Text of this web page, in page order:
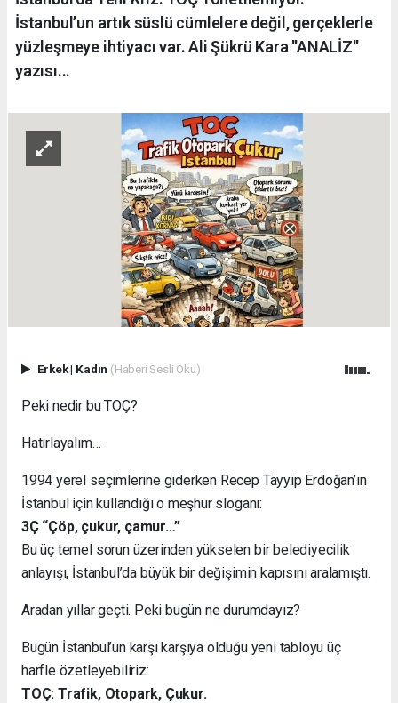
İstanbul’un artık süslü cümlelere değil, gerçeklerle
yüzleşmeye ihtiyacı var. Ali Şükrü Kara ''ANALİZ''
yazısı...
Erkek| Kadın (Haberi Sesli Oku)
Peki nedir bu TOÇ?
Hatırlayalım…
1994 yerel seçimlerine giderken Recep Tayyip Erdoğan’ın
İstanbul için kullandığı o meşhur sloganı:
3Ç “Çöp, çukur, çamur…”
Bu üç temel sorun üzerinden yükselen bir belediyecilik
anlayışı, İstanbul’da büyük bir değişimin kapısını aralamıştı.
Aradan yıllar geçti. Peki bugün ne durumdayız?
Bugün İstanbul’un karşı karşıya olduğu yeni tabloyu üç
harfle özetleyebiliriz:
TOÇ: Trafik, Otopark, Çukur.